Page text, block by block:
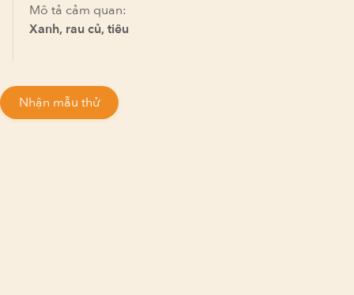
Mô tả cảm quan:
Xanh, rau củ, tiêu
Nhận mẫu thử